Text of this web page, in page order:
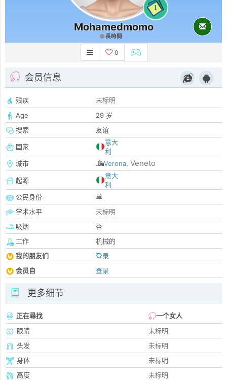
1
Mohamedmomo
長時間
0
会员信息
残疾
未标明
Age
29 岁
搜索
友谊
国家
意大
利
城市
Verona, Veneto
起源
意大
利
公民身份
单
学术水平
未标明
吸烟
否
工作
机械的
我的朋友们
登录
会员自
登录
更多细节
正在尋找
一个女人
眼睛
未标明
头发
未标明
身体
未标明
高度
未标明